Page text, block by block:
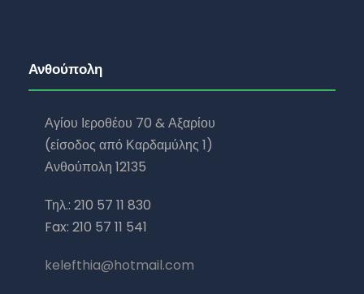
Ανθούπολη
Αγίου Ιεροθέου 70 & Αξαρίου
(είσοδος από Καρδαμύλης 1)
Ανθούπολη 12135
Τηλ.: 210 57 11 830
Fax: 210 57 11 541
kelefthia@hotmail.com